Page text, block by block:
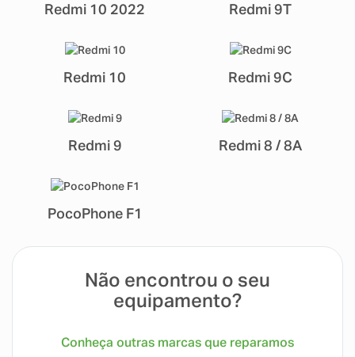
Redmi 10 2022 Redmi 9T
Redmi 10 Redmi 9C
Redmi 9 Redmi 8 / 8A
PocoPhone F1
Não encontrou o seu
equipamento?
Conheça outras marcas que reparamos